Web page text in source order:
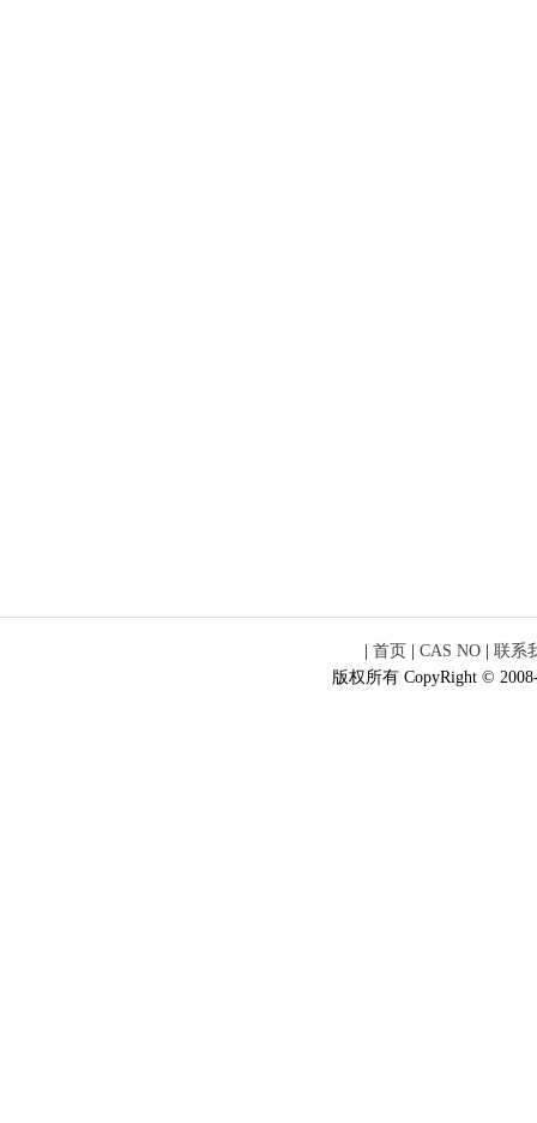
首页 CAS NO
联系
版权所有 CopyRight ©